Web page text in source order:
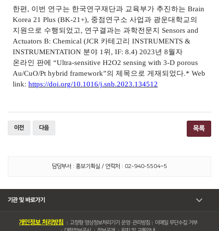
한편, 이번 연구는 한국연구재단과 교육부가 추진하는Brain
Korea 21 Plus (BK-21+), 중점연구소 사업과 광운대학교의
지원으로 수행되었고, 연구결과는 과학전문지 Sensors and
Actuators B: Chemical (JCR 카테고리INSTRUMENTS &
INSTRUMENTATION 분야 1 위, IF: 8.4) 2023년 8월자
온라인 판에 “Ultra-sensitive H2O2 sensing with 3-D porous
Au/CuO/Pt hybrid framework”의 제목으로 게재되었다.* Web
link: https://doi.org/10.1016/j.snb.2023.134512
이전 다음 목록
담당부서 : 홍보기획실 / 연락처 : 02-940-5504~5
기관 및 바로가기
개인정보 처리방침 고정형 영상정보처리기기 운영・관리방침
이메일 무단수집 거부